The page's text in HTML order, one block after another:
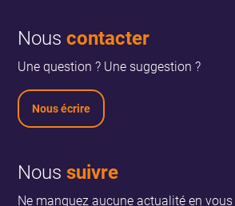
Nouscontacter
Une question ? Une suggestion ?
Nous écrire
Noussuivre
Ne manquez aucune actualité en